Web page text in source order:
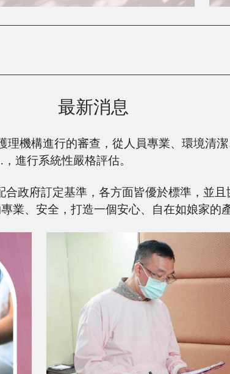
最新消息
機構進行的審查，從人員專業、環境清
進行系統性嚴格評估。
政府訂定基準，各方面皆優於標準，並
業、安全，打造一個安心、自在如娘家的